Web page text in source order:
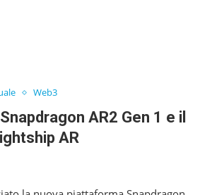
Web3
AR2 Gen 1 e il
AR